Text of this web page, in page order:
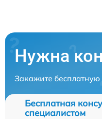
Нужна
Закажите
Бесплатная
специалистом